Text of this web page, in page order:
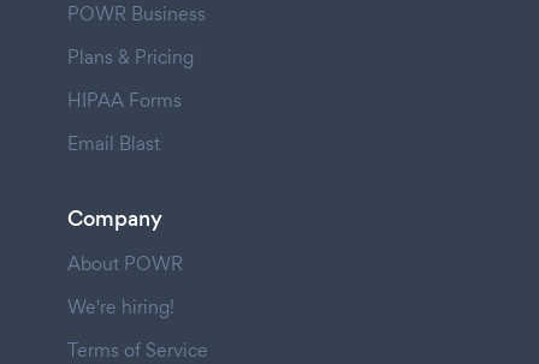
POWR Business
Plans & Pricing
HIPAA Forms
Email Blast
Company
About POWR
We're hiring!
Terms of Service